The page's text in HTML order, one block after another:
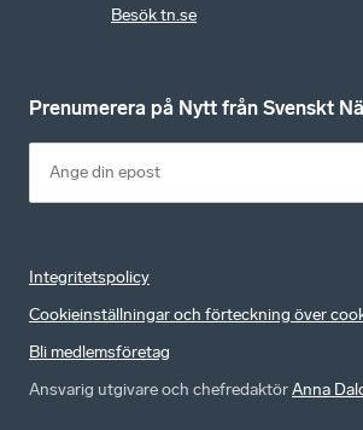
Besök tn.se
Prenumerera på Nytt från Svenskt
Integritetspolicy
Cookieinställningar och förteckning över
Bli medlemsföretag
Ansvarig utgivare och chefredaktörAnna